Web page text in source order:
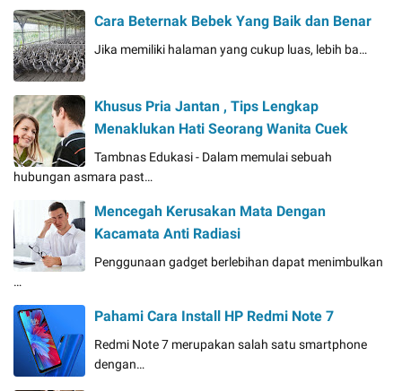
Cara Beternak Bebek Yang Baik dan Benar
Jika memiliki halaman yang cukup luas, lebih ba…
Khusus Pria Jantan , Tips Lengkap
Menaklukan Hati Seorang Wanita Cuek
Tambnas Edukasi - Dalam memulai sebuah
hubungan asmara past…
Mencegah Kerusakan Mata Dengan
Kacamata Anti Radiasi
Penggunaan gadget berlebihan dapat menimbulkan
…
Pahami Cara Install HP Redmi Note 7
Redmi Note 7 merupakan salah satu smartphone
dengan…